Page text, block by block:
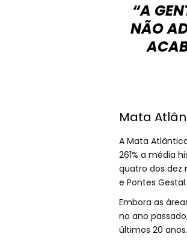
“A
NÃO
Mata
A Mata
261% a média
quatro dos dez
e Pontes Gestal.
Embora as
no ano
últimos 20 anos.